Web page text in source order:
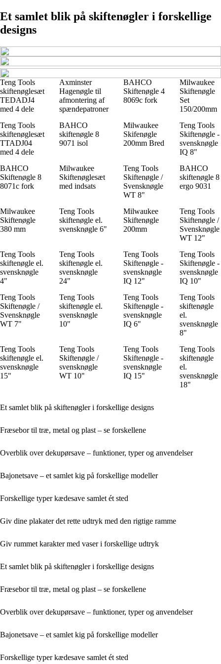
Et samlet blik på skiftenøgler i forskellige
designs
Teng Tools
skiftenøglesæt
TEDADJ4
med 4 dele
Axminster
Hagenøgle til
afmontering af
spændepatroner
BAHCO
Skiftenøgle 4
8069c fork
Milwaukee
Skiftenøgle
Set
150/200mm
Teng Tools
skiftenøglesæt
TTADJ04
med 4 dele
BAHCO
skiftenøgle 8
9071 isol
Milwaukee
Skifenøgle
200mm Bred
Teng Tools
Skiftenøgle -
svensknøgle
IQ 8"
BAHCO
Skiftenøgle 8
8071c fork
Milwaukee
Skiftenøglesæt
med indsats
Teng Tools
Skiftenøgle /
Svensknøgle
WT 8"
BAHCO
skiftenøgle 8
ergo 9031
Milwaukee
Skiftenøgle
380 mm
Teng Tools
skiftenøgle el.
svensknøgle 6"
Milwaukee
Skiftenøgle
200mm
Teng Tools
Skiftenøgle /
Svensknøgle
WT 12"
Teng Tools
skiftenøgle el.
svensknøgle
4"
Teng Tools
skiftenøgle el.
svensknøgle
24"
Teng Tools
Skiftenøgle -
svensknøgle
IQ 12"
Teng Tools
Skiftenøgle -
svensknøgle
IQ 10"
Teng Tools
Skiftenøgle /
Svensknøgle
WT 7"
Teng Tools
skiftenøgle el.
svensknøgle
10"
Teng Tools
Skiftenøgle -
svensknøgle
IQ 6"
Teng Tools
skiftenøgle
el.
svensknøgle
8"
Teng Tools
skiftenøgle el.
svensknøgle
15"
Teng Tools
Skiftenøgle /
svensknøgle
WT 10"
Teng Tools
Skiftenøgle -
svensknøgle
IQ 15"
Teng Tools
skiftenøgle
el.
svensknøgle
18"
Et samlet blik på skiftenøgler i forskellige designs
Fræsebor til træ, metal og plast – se forskellene
Overblik over dekupørsave – funktioner, typer og anvendelser
Bajonetsave – et samlet kig på forskellige modeller
Forskellige typer kædesave samlet ét sted
Giv dine plakater det rette udtryk med den rigtige ramme
Giv rummet karakter med vaser i forskellige udtryk
Et samlet blik på skiftenøgler i forskellige designs
Fræsebor til træ, metal og plast – se forskellene
Overblik over dekupørsave – funktioner, typer og anvendelser
Bajonetsave – et samlet kig på forskellige modeller
Forskellige typer kædesave samlet ét sted